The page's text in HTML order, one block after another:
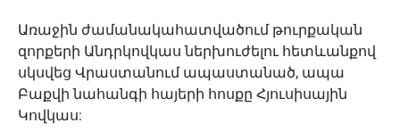
Առաջին ժամանակահատվածում թուրքական
զորքերի Անդրկովկաս ներխուժելու հետևանքով
սկսվեց Վրաստանում ապաստանած, ապա
Բաքվի նահանգի հայերի հոսքը Հյուսիսային
Կովկաս: